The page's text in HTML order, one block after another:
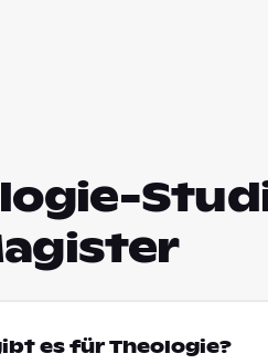
es für Theologie?